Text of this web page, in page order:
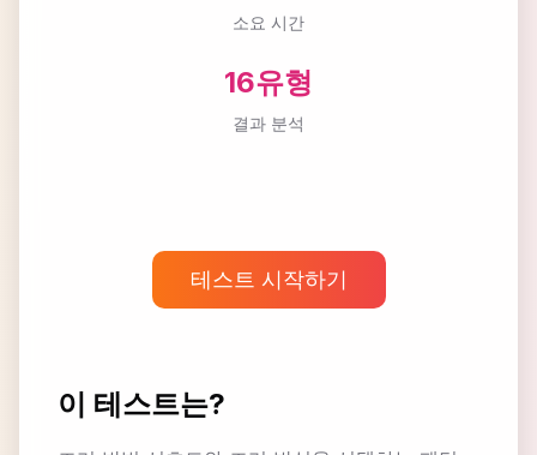
소요 시간
16유형
결과 분석
테스트 시작하기
이 테스트는?